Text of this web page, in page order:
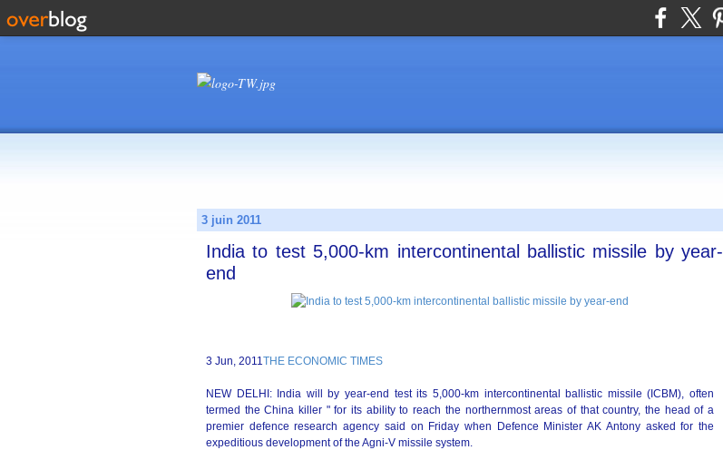
3 juin 2011
India to test 5,000-km intercontinental ballistic missile by year-
end
3 Jun, 2011THE ECONOMIC TIMES
NEW DELHI: India will by year-end test its 5,000-km intercontinental ballistic missile (ICBM), often
termed the China killer " for its ability to reach the northernmost areas of that country, the head of a
premier defence research agency said on Friday when Defence Minister AK Antony asked for the
expeditious development of the Agni-V missile system.